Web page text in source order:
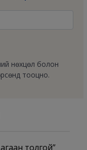
нөхцөл болон
тооцно.
толгой”